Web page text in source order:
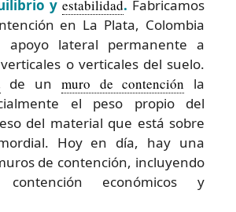
y estabilidad. Fabricamos
en La Plata, Colombia
lateral permanente a
o verticales del suelo.
de un muro de contención la
el peso propio del
del material que está sobre
Hoy en día, hay una
de contención, incluyendo
económicos y